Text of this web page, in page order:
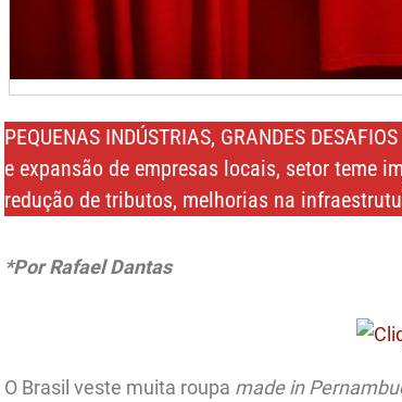
PEQUENAS INDÚSTRIAS, GRANDES
e expansão de empresas locais, setor teme
redução de tributos, melhorias na
*Por Rafael Dantas
O Brasil veste muita roupa made in